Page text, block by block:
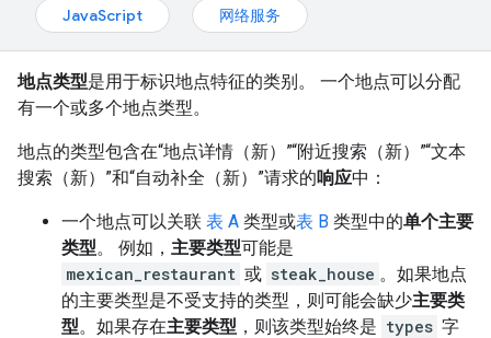
JavaScript
网络服务
地点类型是用于标识地点特征的类别。 一个地点可以分配
有一个或多个地点类型。
地点的类型包含在“地点详情（新）”“附近搜索（新）”“文本
搜索（新）”和“自动补全（新）”请求的响应中：
一个地点可以关联 表 A 类型或表 B 类型中的单个主要
类型。 例如， 主要类型可能是
mexican_restaurant 或 steak_house 。如果地点
的主要类型是不受支持的类型，则可能会缺少主要类
型。如果存在主要类型 ，则该类型始终是 types 字